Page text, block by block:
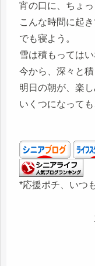
宵の口に、ちょっ
こんな時間に起
でも寝よう。
雪は積もってはい
今から、深々と
明日の朝が、楽し
いくつになって
*応援ポチ、いつ